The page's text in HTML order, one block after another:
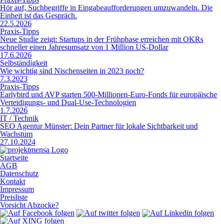
Hör auf, Suchbegriffe in Eingabeaufforderungen umzuwandeln. Die
Einheit ist das Gespräch.
22.5.2026
Praxis-Tipps
Neue Studie zeigt: Startups in der Frühphase erreichen mit OKRs
schneller einen Jahresumsatz von 1 Million US-Dollar
17.6.2026
Selbständigkeit
Wie wichtig sind Nischenseiten in 2023 noch?
7.3.2023
Praxis-Tipps
Earlybird und AVP starten 500-Millionen-Euro-Fonds für europäische
Verteidigungs- und Dual-Use-Technologien
1.7.2026
IT / Technik
SEO Agentur Münster: Dein Partner für lokale Sichtbarkeit und
Wachstum
27.10.2024
Startseite
AGB
Datenschutz
Kontakt
Impressum
Preisliste
Vorsicht Abzocke?